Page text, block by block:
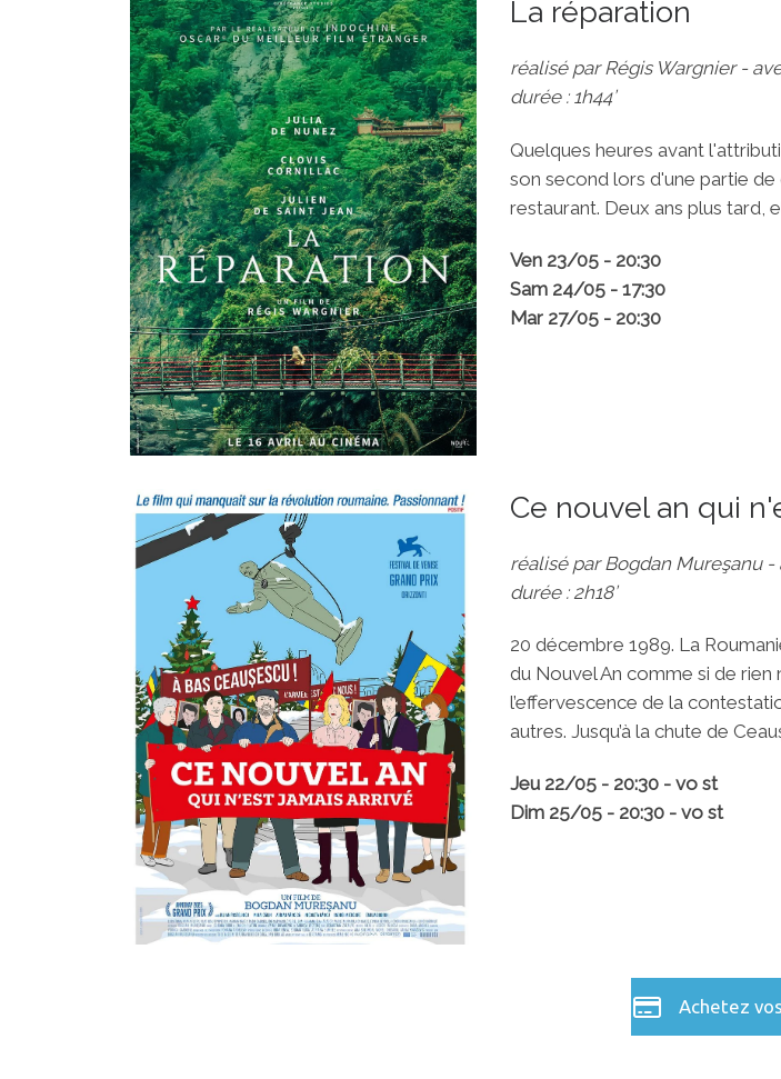
La réparation
réalisé par Régis Wargnier -
durée : 1h44’
Quelques heures avant
son second lors d'une partie de
restaurant. Deux ans plus tard,
Ven 23/05 - 20:30
Sam 24/05 - 17:30
Mar 27/05 - 20:30
Ce nouvel an qui
réalisé par Bogdan Mureşanu
durée : 2h18’
20 décembre 1989. La
du Nouvel An comme si de rien
l’effervescence de la
autres. Jusqu’à la chute de
Jeu 22/05 - 20:30 - vo st
Dim 25/05 - 20:30 - vo st
Achetez